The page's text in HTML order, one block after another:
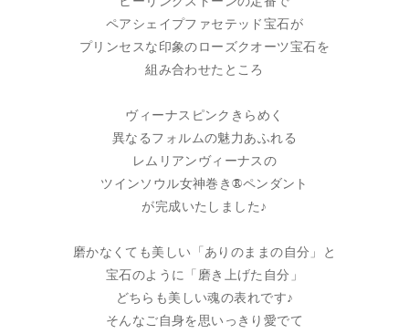
ペアシェイプファセテッド宝石が
プリンセスな印象のローズクオーツ宝石を
組み合わせたところ
ヴィーナスピンクきらめく
異なるフォルムの魅力あふれる
レムリアンヴィーナスの
ツインソウル女神巻き®ペンダント
が完成いたしました♪
磨かなくても美しい「ありのままの自分」と
宝石のように「磨き上げた自分」
どちらも美しい魂の表れです♪
そんなご自身を思いっきり愛でて